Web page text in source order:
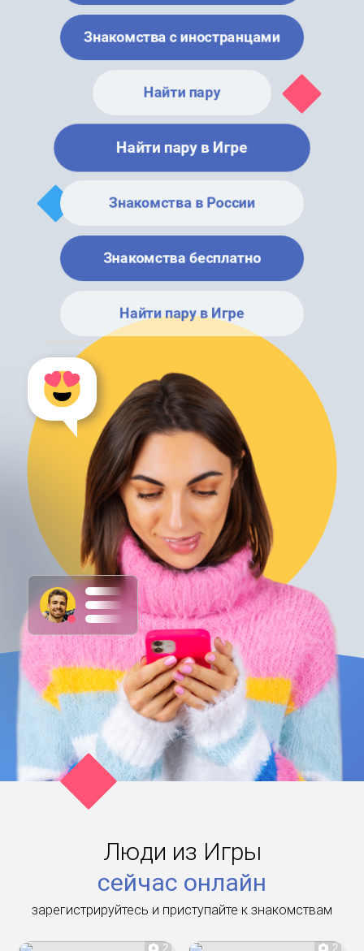
Знакомства с иностранцами
Найти пару
Найти пару в Игре
Знакомства в России
Знакомства бесплатно
Найти пару в Игре
Люди из Игры
сейчас онлайн
зарегистрируйтесь и приступайте к знакомствам
2 2